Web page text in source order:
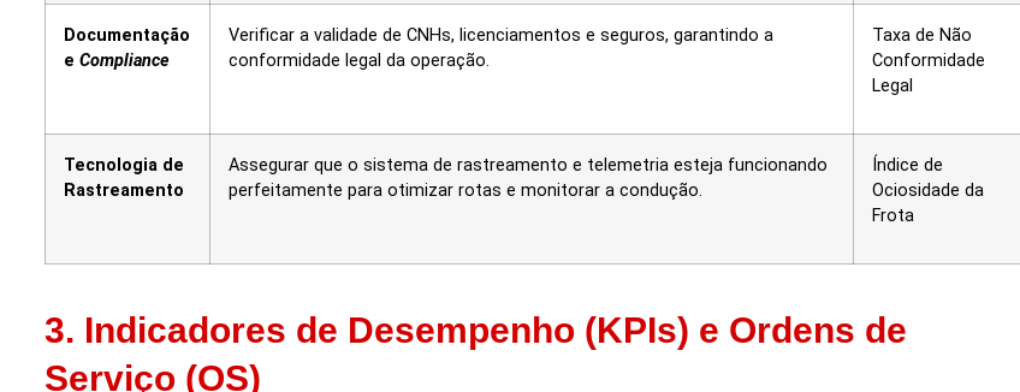
Documentação
e Compliance
Verificar a validade de CNHs, licenciamentos e seguros, garantindo a
conformidade legal da operação.
Taxa de Não
Conformidade
Legal
Tecnologia de
Rastreamento
Assegurar que o sistema de rastreamento e telemetria esteja funcionando
perfeitamente para otimizar rotas e monitorar a condução.
Índice de
Ociosidade da
Frota
3. Indicadores de Desempenho (KPIs) e Ordens de
Serviço (OS)